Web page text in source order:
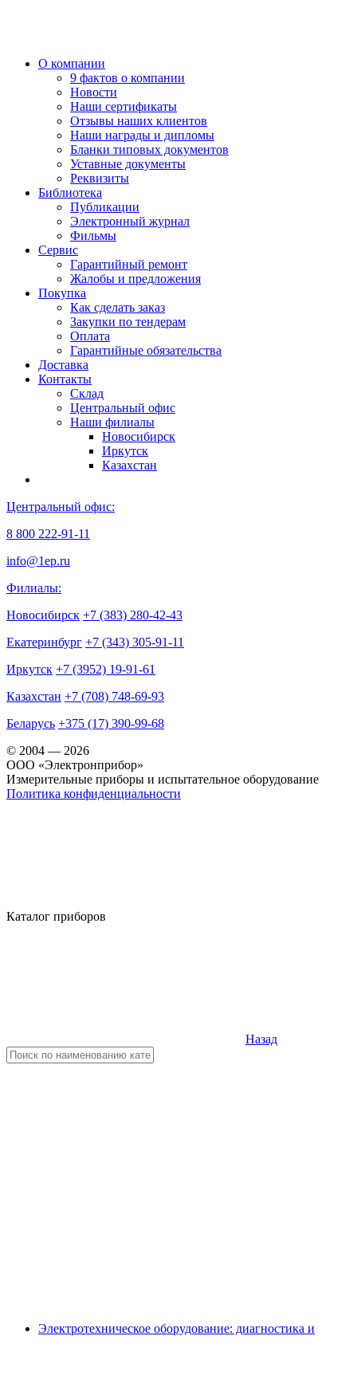
О компании
9 фактов о компании
Новости
Наши сертификаты
Отзывы наших клиентов
Наши награды и дипломы
Бланки типовых документов
Уставные документы
Реквизиты
Библиотека
Публикации
Электронный журнал
Фильмы
Сервис
Гарантийный ремонт
Жалобы и предложения
Покупка
Как сделать заказ
Закупки по тендерам
Оплата
Гарантийные обязательства
Доставка
Контакты
Склад
Центральный офис
Наши филиалы
Новосибирск
Иркутск
Казахстан
Центральный офис:
8 800 222-91-11
info@1ep.ru
Филиалы:
Новосибирск +7 (383) 280-42-43
Екатеринбург +7 (343) 305-91-11
Иркутск +7 (3952) 19-91-61
Казахстан +7 (708) 748-69-93
Беларусь +375 (17) 390-99-68
© 2004 — 2026
OOO «Электронприбор»
Измерительные приборы и испытательное оборудование
Политика конфиденциальности
Каталог приборов
Назад
Электротехническое оборудование: диагностика и